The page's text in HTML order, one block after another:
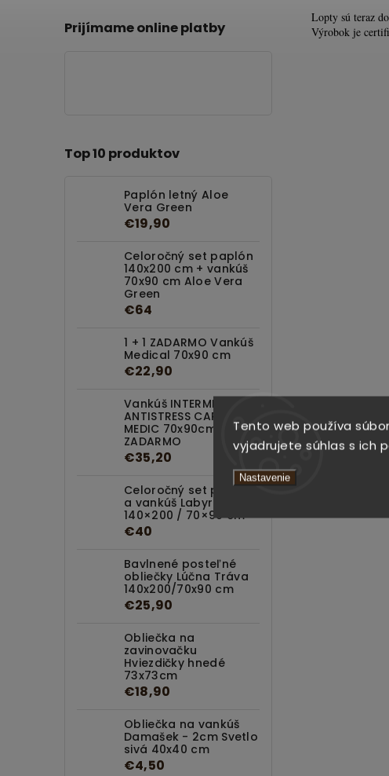
Tento web používa
vyjadrujete súhlas s ich
Nastavenie
Prijímame online platby
Top 10 produktov
Paplón letný Aloe
Vera Green
€19,90
Celoročný set paplón
140x200 cm + vankúš
70x90 cm Aloe Vera
Green
€64
1 + 1 ZADARMO Vankúš
Medical 70x90 cm
€22,90
Vankúš INTERMEDIC
ANTISTRESS CARBON
MEDIC 70x90cm 1+1
ZADARMO
€35,20
Celoročný set paplón
a vankúš Labyrint
140×200 / 70×90 cm
€40
Bavlnené posteľné
obliečky Lúčna Tráva
140x200/70x90 cm
€25,90
Obliečka na
zavinovačku
Hviezdičky hnedé
73x73cm
€18,90
Obliečka na vankúš
Damašek - 2cm Svetlo
sivá 40x40 cm
€4,50
Lopty sú teraz
Výrobok je